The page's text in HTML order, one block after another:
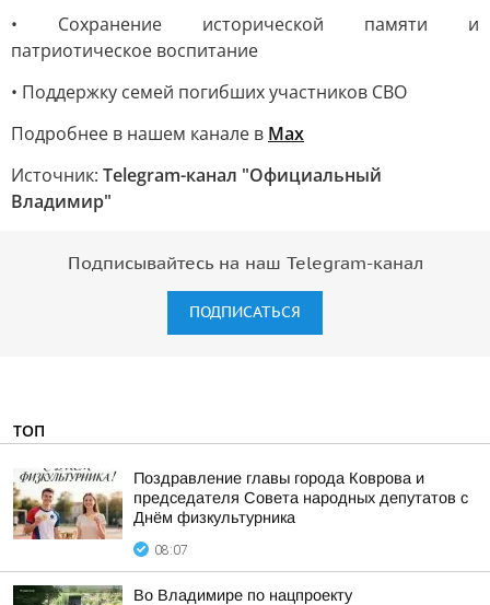
• Сохранение исторической памяти и
патриотическое воспитание
• Поддержку семей погибших участников СВО
Подробнее в нашем канале в Мах
Источник: Telegram-канал "Официальный
Владимир"
Подписывайтесь на наш Telegram-канал
ПОДПИСАТЬСЯ
ТОП
Поздравление главы города Коврова и
председателя Совета народных депутатов с
Днём физкультурника
08:07
Во Владимире по нацпроекту